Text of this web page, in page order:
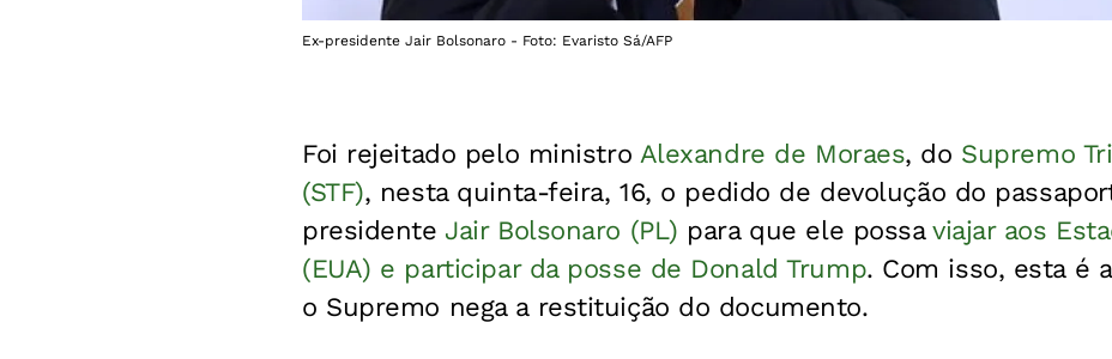
Ex-presidente Jair Bolsonaro - Foto: Evaristo Sá/AFP
Foi rejeitado pelo ministro Alexandre de Moraes, do Supremo
(STF), nesta quinta-feira, 16, o pedido de devolução do
presidente Jair Bolsonaro (PL) para que ele possaviajar aos
(EUA) e participar da posse de Donald Trump. Com isso, esta é
o Supremo nega a restituição do documento.